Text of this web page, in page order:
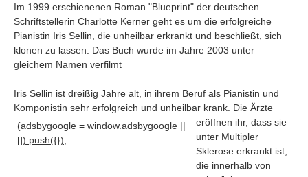
1. Weltkrieg Zusammenfassung
2. Weltkrieg
Weimarer Republik
Die Räuber
Im 1999 erschienenen Roman "Blueprint" der deutschen
Schriftstellerin Charlotte Kerner geht es um die erfolgreiche
Pianistin Iris Sellin, die unheilbar erkrankt und beschließt, sich
klonen zu lassen. Das Buch wurde im Jahre 2003 unter
gleichem Namen verfilmt
Iris Sellin ist dreißig Jahre alt, in ihrem Beruf als Pianistin und
Komponistin sehr erfolgreich und unheilbar krank
(adsbygoogle = window.adsbygoogle ||
[]).push({});
. Die Ärzte
eröffnen ihr, dass sie
unter Multipler
Sklerose erkrankt ist,
die innerhalb von